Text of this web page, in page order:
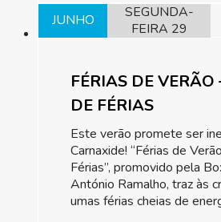
JUNHO
SEGUNDA-
FEIRA 29
FÉRIAS DE VERÃO
DE FÉRIAS
Este verão promete ser
Carnaxide! “Férias de
Férias”, promovido pela
António Ramalho, traz às
umas férias cheias de